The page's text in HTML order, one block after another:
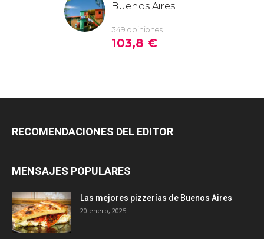
RECOMENDACIONES DEL EDITOR
MENSAJES POPULARES
Las mejores pizzerías de Buenos Aires
20 enero, 2025